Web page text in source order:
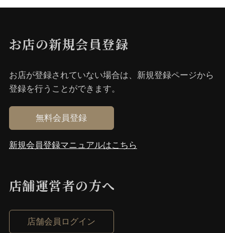
お店の新規会員登録
お店が登録されていない場合は、新規登録ページから
登録を⾏うことができます。
無料会員登録
新規会員登録マニュアルはこちら
店舗運営者の⽅へ
店舗会員ログイン